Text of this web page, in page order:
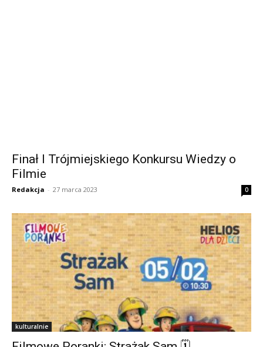
Finał I Trójmiejskiego Konkursu Wiedzy o
Filmie
Redakcja - 27 marca 2023 0
kulturalnie